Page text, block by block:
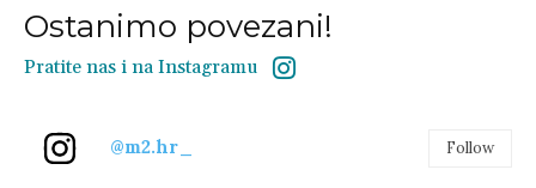
Ostanimo povezani!
Pratite nas i na Instagramu
@m2.hr_ Follow